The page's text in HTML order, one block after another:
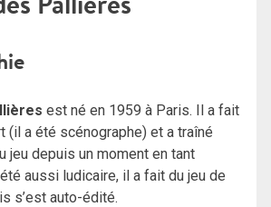
est né en 1959 à Paris. Il a fait
(il a été scénographe) et a traîné
jeu depuis un moment en tant
aussi ludicaire, il a fait du jeu de
s’est auto-édité.